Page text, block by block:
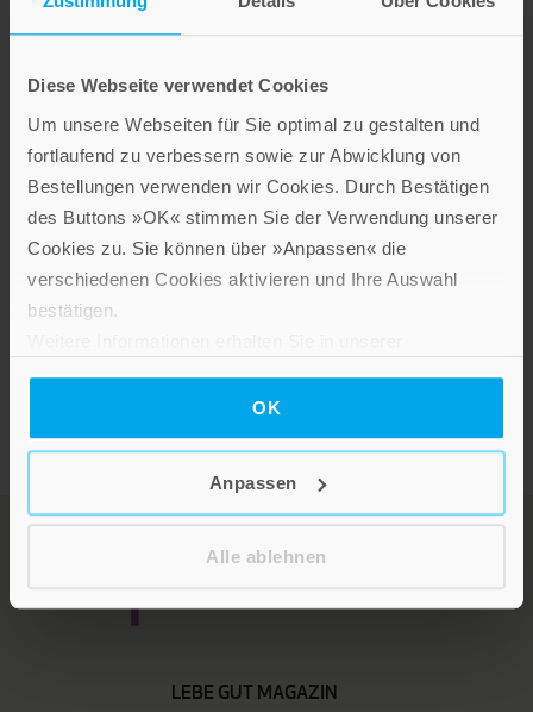
Diese Webseite verwendet Cookies
Um unsere Webseiten für Sie optimal zu gestalten und
fortlaufend zu verbessern sowie zur Abwicklung von
Bestellungen verwenden wir Cookies. Durch Bestätigen
des Buttons »OK« stimmen Sie der Verwendung unserer
Cookies zu. Sie können über »Anpassen« die
verschiedenen Cookies aktivieren und Ihre Auswahl
bestätigen.
OK
Anpassen
Alle ablehnen
Sascha Winter,Sven Rabeler,Jan Hirschbiegel
Residenzstädte im Alten Reich (1300-1800). Ein
Handbuch
Hardcover
LEBE GUT MAGAZIN